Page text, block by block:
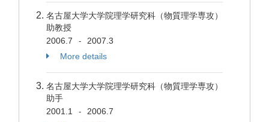
名古屋大学大学院理学研究科（物質理学専攻）
助教授
2006.7
-
2007.3
More details
名古屋大学大学院理学研究科（物質理学専攻）
助手
2001.1
-
2006.7